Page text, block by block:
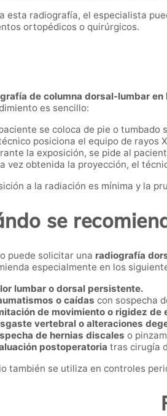
esta radiografía, el especialista
ortopédicos o quirúrgicos.
de columna dorsal-lumbar en
es sencillo:
se coloca de pie o tumbado
posiciona el equipo de rayos
la exposición, se pide al
vez obtenida la proyección, el
a la radiación es mínima y la
se
puede solicitar una radiografía
especialmente en los
lumbar o dorsal persistente.
o caídas con sospecha
de movimiento o rigidez de
vertebral o alteraciones
de hernias discales o
postoperatoria tras cirugía
también se utiliza en controles